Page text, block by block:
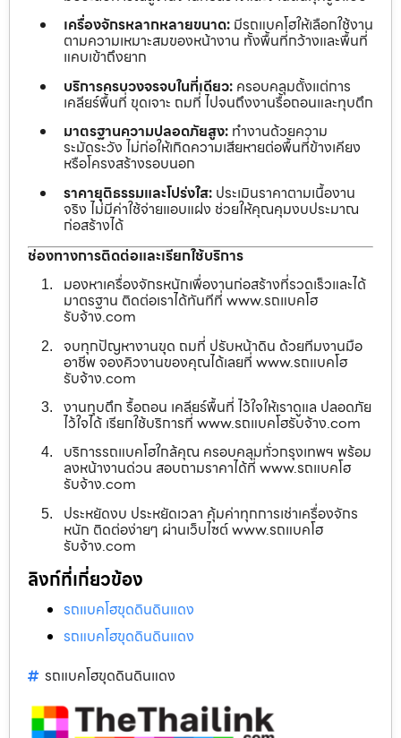
เครื่องจักรหลากหลายขนาด: มีรถแบคโฮให้เลือกใช้งาน
ตามความเหมาะสมของหน้างาน ทั้งพื้นที่กว้างและพื้นที่
แคบเข้าถึงยาก
บริการครบวงจรจบในที่เดียว: ครอบคลุมตั้งแต่การ
เคลียร์พื้นที่ ขุดเจาะ ถมที่ ไปจนถึงงานรื้อถอนและทุบตึก
มาตรฐานความปลอดภัยสูง: ทำงานด้วยความ
ระมัดระวัง ไม่ก่อให้เกิดความเสียหายต่อพื้นที่ข้างเคียง
หรือโครงสร้างรอบนอก
ราคายุติธรรมและโปร่งใส: ประเมินราคาตามเนื้องาน
จริง ไม่มีค่าใช้จ่ายแอบแฝง ช่วยให้คุณคุมงบประมาณ
ก่อสร้างได้
ช่องทางการติดต่อและเรียกใช้บริการ
มองหาเครื่องจักรหนักเพื่องานก่อสร้างที่รวดเร็วและได้
มาตรฐาน ติดต่อเราได้ทันทีที่ www.รถแบคโฮ
รับจ้าง.com
จบทุกปัญหางานขุด ถมที่ ปรับหน้าดิน ด้วยทีมงานมือ
อาชีพ จองคิวงานของคุณได้เลยที่ www.รถแบคโฮ
รับจ้าง.com
งานทุบตึก รื้อถอน เคลียร์พื้นที่ ไว้ใจให้เราดูแล ปลอดภัย
ไว้ใจได้ เรียกใช้บริการที่ www.รถแบคโฮรับจ้าง.com
บริการรถแบคโฮใกล้คุณ ครอบคลุมทั่วกรุงเทพฯ พร้อม
ลงหน้างานด่วน สอบถามราคาได้ที่ www.รถแบคโฮ
รับจ้าง.com
ประหยัดงบ ประหยัดเวลา คุ้มค่าทุกการเช่าเครื่องจักร
หนัก ติดต่อง่ายๆ ผ่านเว็บไซต์ www.รถแบคโฮ
รับจ้าง.com
ลิงก์ที่เกี่ยวข้อง
รถแบคโฮขุดดินดินแดง
รถแบคโฮขุดดินดินแดง
รถแบคโฮขุดดินดินแดง